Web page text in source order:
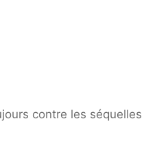
contre les